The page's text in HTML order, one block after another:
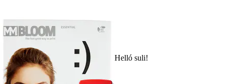
Helló suli!